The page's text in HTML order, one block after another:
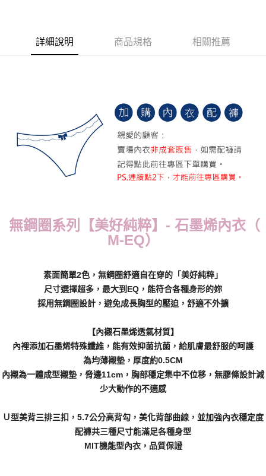
每筆NT$70，滿NT$799(含以上)免運費
每筆NT$70，滿NT$799(含以上)免運費
7-11取貨付款
每筆NT$70，滿NT$798(含以上)免運費
宅配
每筆NT$70，滿NT$799(含以上)免運費
每筆NT$100
貨到付款
詳細說明 商品規格 相關推薦
無鋼圈系列【美好純粹】- 石墨烯內衣（
M-EQ）
素面簡單2色，無鋼圈舒適自在穿的「美好純粹」
尺寸選擇超多，最大到EQ，能符合各種身形的妳
採用無鋼圈設計，避免成長胸型的壓迫，舒適不外擴
【內襯石墨烯透氣材質】
內裡添加石墨烯特殊纖維，能有效抑菌抗菌，給肌膚最舒服的呵護
為均薄襯墊，厚度約0.5CM
內襯為一體成型襯墊，脅邊11cm，胸部穩定集中不位移，無膠條設計減
少大動作的不適感
Ｕ型美背三排三扣，5.7公分高背勾，美化背部曲線，並加強內衣穩定度
配褲共三種尺寸能滿足各種身型
MIT機能型內衣，品質保證